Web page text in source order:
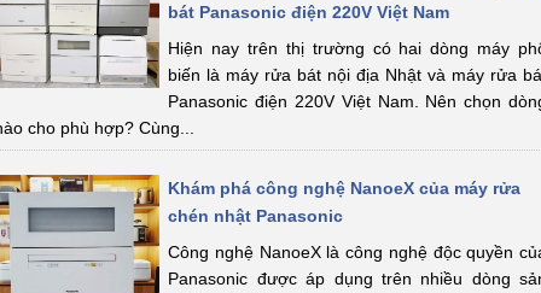
bát Panasonic điện 220V Việt Nam
Hiện nay trên thị trường có hai dòng máy
biến là máy rửa bát nội địa Nhật và máy rửa
Panasonic điện 220V Việt Nam. Nên chọn
cho phù hợp? Cùng...
Khám phá công nghệ NanoeX của máy rửa
chén nhật Panasonic
Công nghệ NanoeX là công nghệ độc quyền
Panasonic được áp dụng trên nhiều dòng